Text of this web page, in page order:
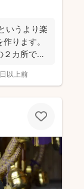
いうより楽
ります。
カ所で撮
以上前